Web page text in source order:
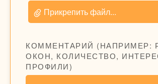
Прикрепить файл...
КОММЕНТАРИЙ (НАПРИМЕР:
ОКОН, КОЛИЧЕСТВО,
ПРОФИЛИ)